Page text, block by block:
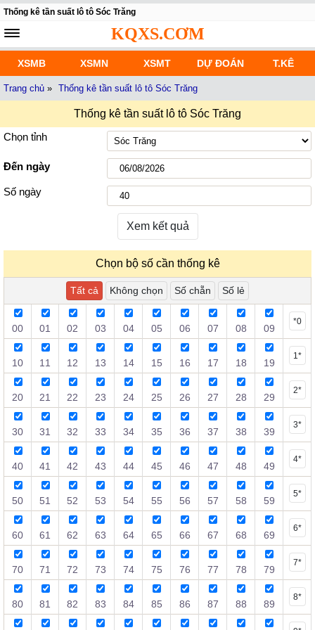
Thống kê tần suất lô tô Sóc Trăng
KQXS.CƠM
XSMB XSMN XSMT DỰ ĐOÁN T.KÊ
Trang chủ » Thống kê tần suất lô tô Sóc Trăng
Thống kê tần suất lô tô Sóc Trăng
Chọn tỉnh
Đến ngày
Số ngày
Xem kết quả
Chọn bộ số cần thống kê
Tất cả Không chọn Số chẵn Số lẻ
00 01 02 03 04 05 06 07 08 09
*0
10 11 12 13 14 15 16 17 18 19
1*
20 21 22 23 24 25 26 27 28 29
2*
30 31 32 33 34 35 36 37 38 39
3*
40 41 42 43 44 45 46 47 48 49
4*
50 51 52 53 54 55 56 57 58 59
5*
60 61 62 63 64 65 66 67 68 69
6*
70 71 72 73 74 75 76 77 78 79
7*
80 81 82 83 84 85 86 87 88 89
8*